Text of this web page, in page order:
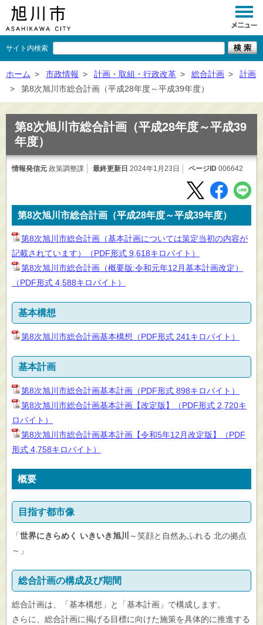
サイト内検索
くらし
観光
施設一覧
×閉じる
ホーム > 市政情報 > 計画・取組・行政改革 > 総合計画 >
計画
>
第8次旭川市総合計画（平成28年度～平成39年度）
第8次旭川市総合計画（平成28年度～平成39
年度）
情報発信元 政策調整課 最終更新日 2024年1月23日 ページID 006642
第8次旭川市総合計画（平成28年度～平成39年度）
第8次旭川市総合計画（基本計画については策定当初の内容が
記載されています）（PDF形式 9,618キロバイト）
第8次旭川市総合計画（概要版:令和元年12月基本計画改定）
（PDF形式 4,588キロバイト）
基本構想
第8次旭川市総合計画基本構想（PDF形式 241キロバイト）
基本計画
第8次旭川市総合計画基本計画（PDF形式 898キロバイト）
第8次旭川市総合計画基本計画【改定版】（PDF形式 2,720キ
ロバイト）
第8次旭川市総合計画基本計画【令和5年12月改定版】（PDF
形式 4,758キロバイト）
概要
目指す都市像
「 世界にきらめく いきいき旭川
～笑顔と自然あふれる 北の拠点
～」
総合計画の構成及び期間
総合計画は、「基本構想」と「基本計画」で構成します。
さらに、総合計画に掲げる目標に向けた施策を具体的に推進する